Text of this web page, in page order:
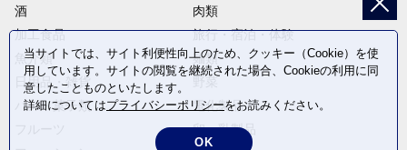
酒
肉類
加工食品
旅行・宿泊・体験
魚介類
麺類
日用品・雑貨
パン・菓子類
電化製品
卵・乳製品
当サイトでは、サイト利便性向上のため、クッキー（Cookie）を使
用しています。サイトの閲覧を継続された場合、Cookieの利用に同
意したことものといたします。
詳細についてはプライバシーポリシーをお読みください。
OK